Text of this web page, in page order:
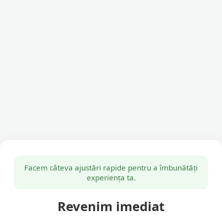
Facem câteva ajustări rapide pentru a îmbunătăți
experiența ta.
Revenim imediat